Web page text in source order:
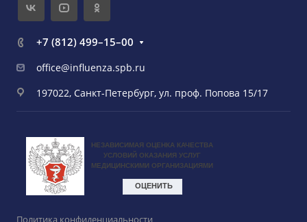
+7 (812) 499–15–00
office@influenza.spb.ru
197022, Санкт-Петербург, ул. проф. Попова 15/17
Политика конфиденциальности